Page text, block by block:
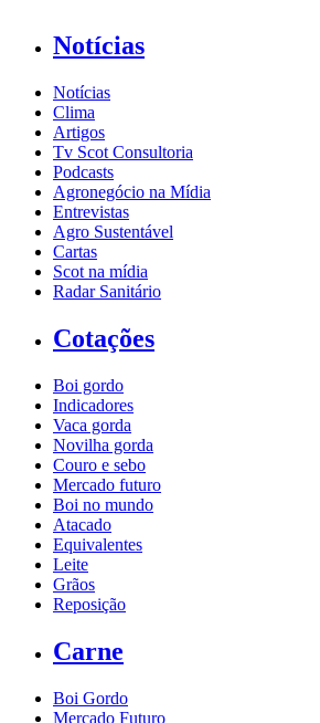
Notícias
Notícias
Clima
Artigos
Tv Scot Consultoria
Podcasts
Agronegócio na Mídia
Entrevistas
Agro Sustentável
Cartas
Scot na mídia
Radar Sanitário
Cotações
Boi gordo
Indicadores
Vaca gorda
Novilha gorda
Couro e sebo
Mercado futuro
Boi no mundo
Atacado
Equivalentes
Leite
Grãos
Reposição
Carne
Boi Gordo
Mercado Futuro